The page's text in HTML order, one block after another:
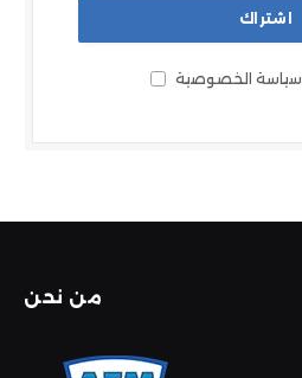
سياسة الخصوصية
من نحن